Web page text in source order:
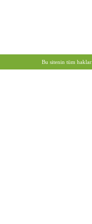
Bu sitenin tüm